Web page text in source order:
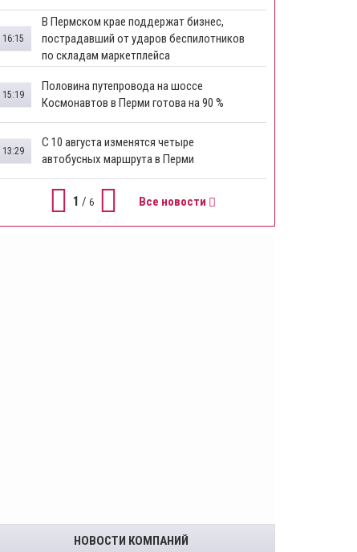
​В Пермском крае поддержат бизнес,
пострадавший от ударов беспилотников
по складам маркетплейса
16:15
​Половина путепровода на шоссе
Космонавтов в Перми готова на 90 %
15:19
​С 10 августа изменятся четыре
автобусных маршрута в Перми
13:29
1 / 6 Все новости
НОВОСТИ КОМПАНИЙ